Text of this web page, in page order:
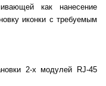
как нанесение
иконки с требуемым
2-х модулей RJ-45